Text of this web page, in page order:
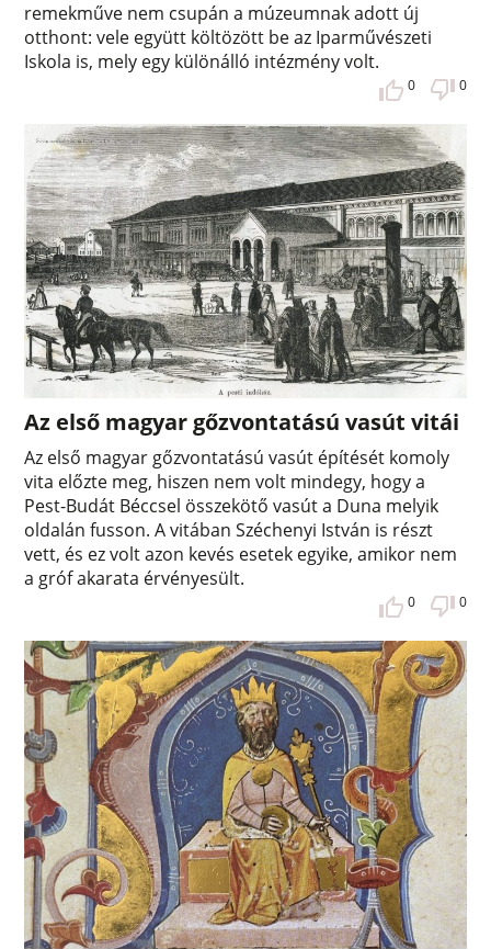
remekműve nem csupán a múzeumnak adott új
otthont: vele együtt költözött be az Iparművészeti
Iskola is, mely egy különálló intézmény volt.
0 0
Az első magyar gőzvontatású vasút vitái
Az első magyar gőzvontatású vasút építését komoly
vita előzte meg, hiszen nem volt mindegy, hogy a
Pest-Budát Béccsel összekötő vasút a Duna melyik
oldalán fusson. A vitában Széchenyi István is részt
vett, és ez volt azon kevés esetek egyike, amikor nem
a gróf akarata érvényesült.
0 0